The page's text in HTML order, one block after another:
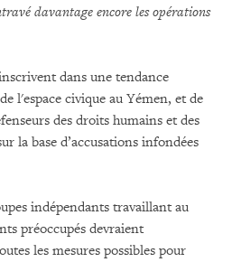
davantage encore les opérations
dans une tendance
l'espace civique au Yémen, et de
des droits humains et des
la base d’accusations infondées
indépendants travaillant au
préoccupés devraient
les mesures possibles pour